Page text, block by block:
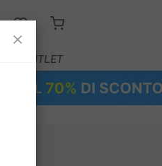
OUTLET